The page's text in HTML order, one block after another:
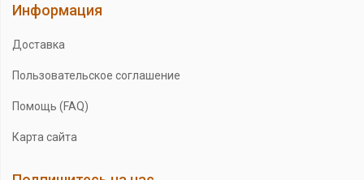
Информация
Доставка
Пользовательское соглашение
Помощь (FAQ)
Карта сайта